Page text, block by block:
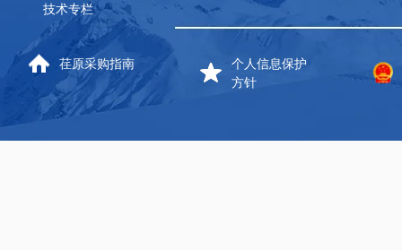
技术专栏
荏原采购指南
个人信息保护
方针